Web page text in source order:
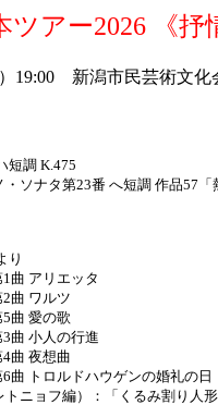
ツアー2026 《抒
19:00 新潟市民芸術文
短調 K.475
ソナタ第23番 へ短調 作品57「
り
アリエッタ
曲 ワルツ
曲 愛の歌
小人の行進
曲 夜想曲
トロルドハウゲンの婚礼の日
ニョフ編）：「くるみ割り人